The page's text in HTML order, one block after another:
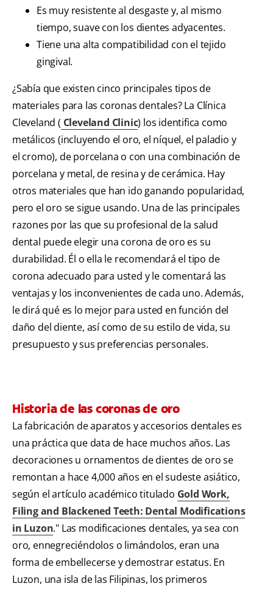
Es muy resistente al desgaste y, al mismo
tiempo, suave con los dientes adyacentes.
Tiene una alta compatibilidad con el tejido
gingival.
¿Sabía que existen cinco principales tipos de
materiales para las coronas dentales? La Clínica
Cleveland ( Cleveland Clinic) los identifica como
metálicos (incluyendo el oro, el níquel, el paladio y
el cromo), de porcelana o con una combinación de
porcelana y metal, de resina y de cerámica. Hay
otros materiales que han ido ganando popularidad,
pero el oro se sigue usando. Una de las principales
razones por las que su profesional de la salud
dental puede elegir una corona de oro es su
durabilidad. Él o ella le recomendará el tipo de
corona adecuado para usted y le comentará las
ventajas y los inconvenientes de cada uno. Además,
le dirá qué es lo mejor para usted en función del
daño del diente, así como de su estilo de vida, su
presupuesto y sus preferencias personales.
Historia de las coronas de oro
La fabricación de aparatos y accesorios dentales es
una práctica que data de hace muchos años. Las
decoraciones u ornamentos de dientes de oro se
remontan a hace 4,000 años en el sudeste asiático,
según el artículo académico titulado Gold Work,
Filing and Blackened Teeth: Dental Modifications
in Luzon." Las modificaciones dentales, ya sea con
oro, ennegreciéndolos o limándolos, eran una
forma de embellecerse y demostrar estatus. En
Luzon, una isla de las Filipinas, los primeros